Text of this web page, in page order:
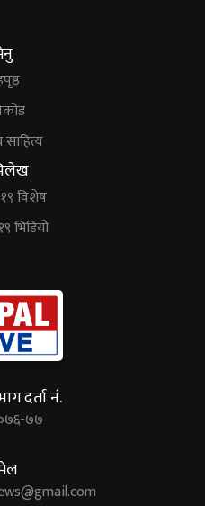
साहित्य
विशेष
भिडियो
दर्ता नं.
७७